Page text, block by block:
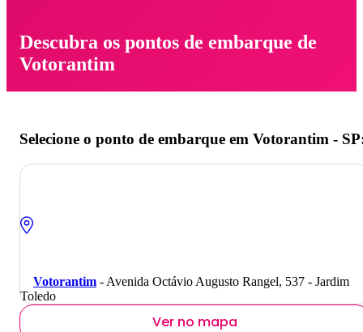
Descubra os pontos de embarque de
Votorantim
Selecione o ponto de embarque em Votorantim -
Votorantim - Avenida Octávio Augusto Rangel, 537 - Jardim
Toledo
Ver no mapa